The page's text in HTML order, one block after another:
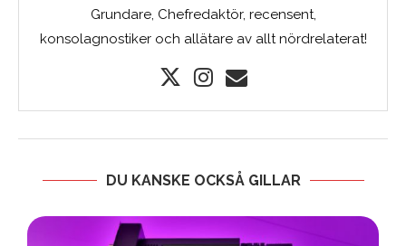
Grundare, Chefredaktör, recensent,
konsolagnostiker och allätare av allt nördrelaterat!
DU KANSKE OCKSÅ GILLAR